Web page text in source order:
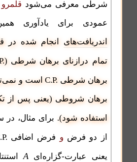
شرطی معرفی می‌شود
عمودی برای یادآوری
اندریافت‌های انجام شده در
تمام درازنای برهان شرطی (
برهان شرطی C.P.است و
برهان شروطی (یعنی پس از
استفاده شود). برای مثال، در سطر ۶،
از دو فرض و فرض اضافی
یعنی عبارت-گزاره‌ایA